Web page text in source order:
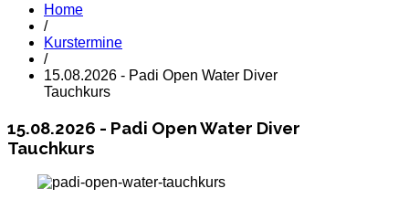
Home
/
Kurstermine
/
15.08.2026 - Padi Open Water Diver
Tauchkurs
15.08.2026 - Padi Open Water Diver
Tauchkurs